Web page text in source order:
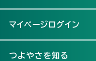
マイページログイン
つよやさを知る